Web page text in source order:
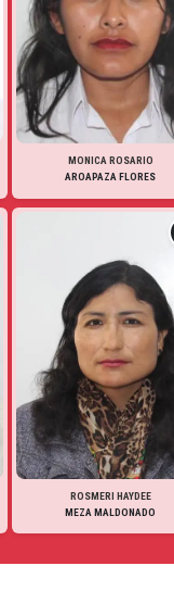
MONICA ROSARIO
AROAPAZA FLORES
ROSMERI HAYDEE
MEZA MALDONADO